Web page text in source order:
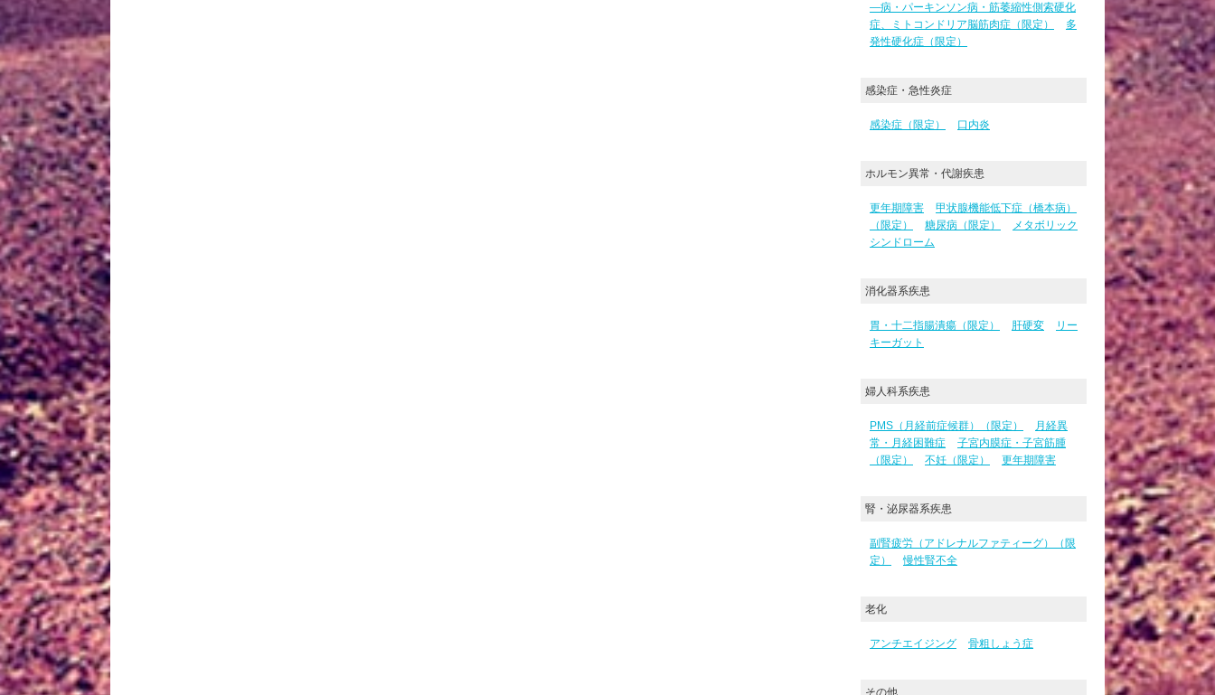
―病・パーキンソン病・筋萎縮性側索硬化
症、ミトコンドリア脳筋肉症（限定）
多
発性硬化症（限定）
感染症・急性炎症
感染症（限定） 口内炎
ホルモン異常・代謝疾患
更年期障害
甲状腺機能低下症（橋本病）
（限定）
糖尿病（限定）
メタボリック
シンドローム
消化器系疾患
胃・十二指腸潰瘍（限定） 肝硬変
リー
キーガット
婦人科系疾患
PMS（月経前症候群）（限定）
月経異
常・月経困難症
子宮内膜症・子宮筋腫
（限定）
不妊（限定） 更年期障害
腎・泌尿器系疾患
副腎疲労（アドレナルファティーグ）（限
定）
慢性腎不全
老化
アンチエイジング 骨粗しょう症